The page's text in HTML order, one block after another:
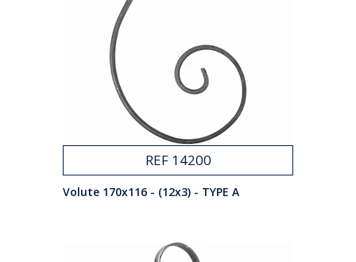
REF 14200
Volute 170x116 - (12x3) - TYPE A